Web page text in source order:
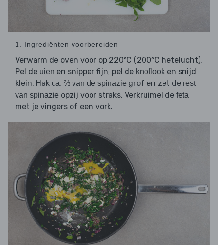
1. Ingrediënten voorbereiden
Verwarm de oven voor op 220ºC (200ºC hetelucht).
Pel de uien en snipper fijn, pel de knoflook en snijd
klein. Hak ca. ⅔ van de spinazie grof en zet de rest
van spinazie opzij voor straks. Verkruimel de feta
met je vingers of een vork.